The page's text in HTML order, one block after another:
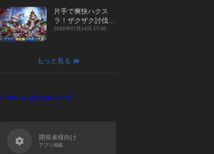
年】
片手で爽快ハクス
ラ！ザクザク討伐し
て神装備を集める放
【最新作PICKUP】
2026年07月14日 17:00
もっと見る
Posts by @yoyakutop10
開発者様向け
アプリ掲載